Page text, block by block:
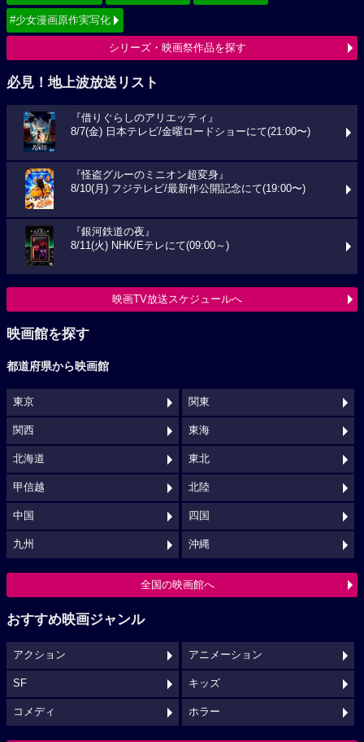
#少女漫画原作実写化
シリーズ・映画祭作品を探す
必見！地上波放送リスト
『借りぐらしのアリエッティ』
8/7(金) 日本テレビ/金曜ロードショーにて(21:00〜)
『怪盗グルーのミニオン超変身』
8/10(月) フジテレビ/最新作公開記念にて(19:00〜)
『銀河鉄道の夜』
8/11(火) NHK/Eテレにて(09:00～)
映画TV放送スケジュールへ
映画館を探す
都道府県から映画館
東京 関東
関西 東海
北海道 東北
甲信越 北陸
中国 四国
九州 沖縄
全国の映画館へ
おすすめ映画ジャンル
アクション アニメーション
SF キッズ
コメディ ホラー